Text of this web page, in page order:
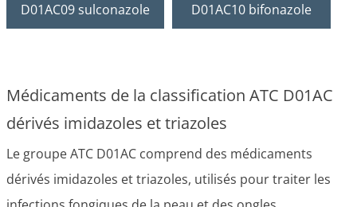
D01AC09 sulconazole D01AC10 bifonazole
Médicaments de la classification ATC D01AC
dérivés imidazoles et triazoles
Le groupe ATC D01AC comprend des médicaments
dérivés imidazoles et triazoles, utilisés pour traiter les